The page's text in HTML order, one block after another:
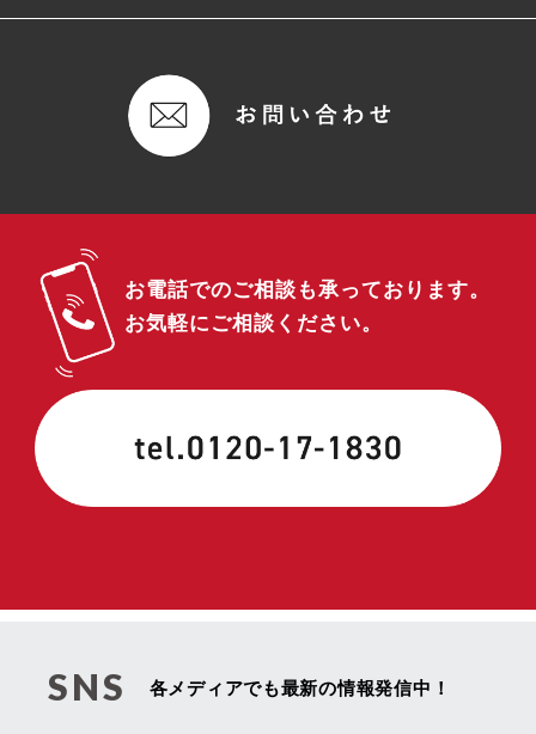
お電話でのご相談も承っております。
お気軽にご相談ください。
SNS 各メディアでも最新の情報発信中！